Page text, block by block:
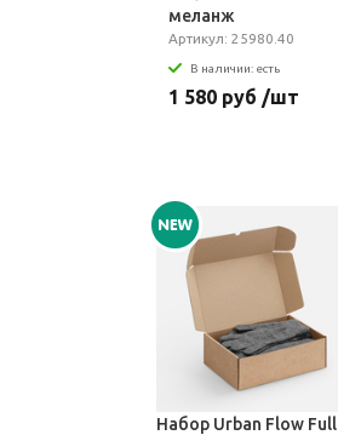
меланж
Артикул: 25980.40
В наличии: есть
1 580 руб /шт
Набор Urban Flow Full